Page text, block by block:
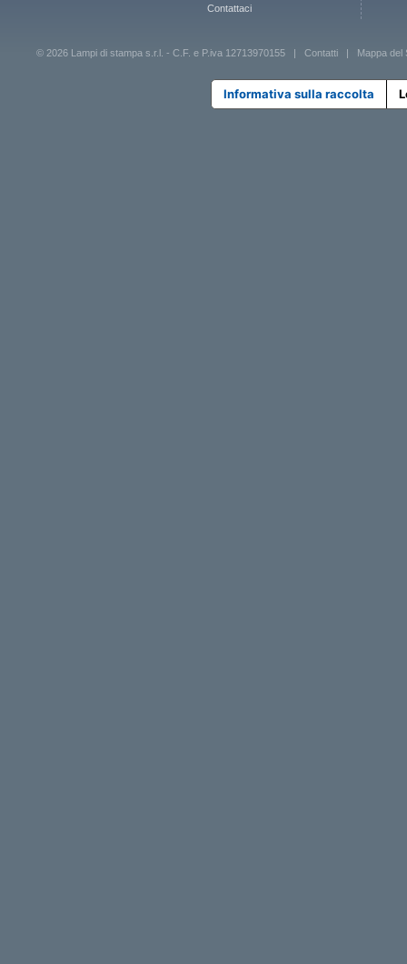
Contattaci
© 2026 Lampi di stampa s.r.l. - C.F. e P.iva 12713970155 | Contatti Mappa del
Informativa sulla raccolta